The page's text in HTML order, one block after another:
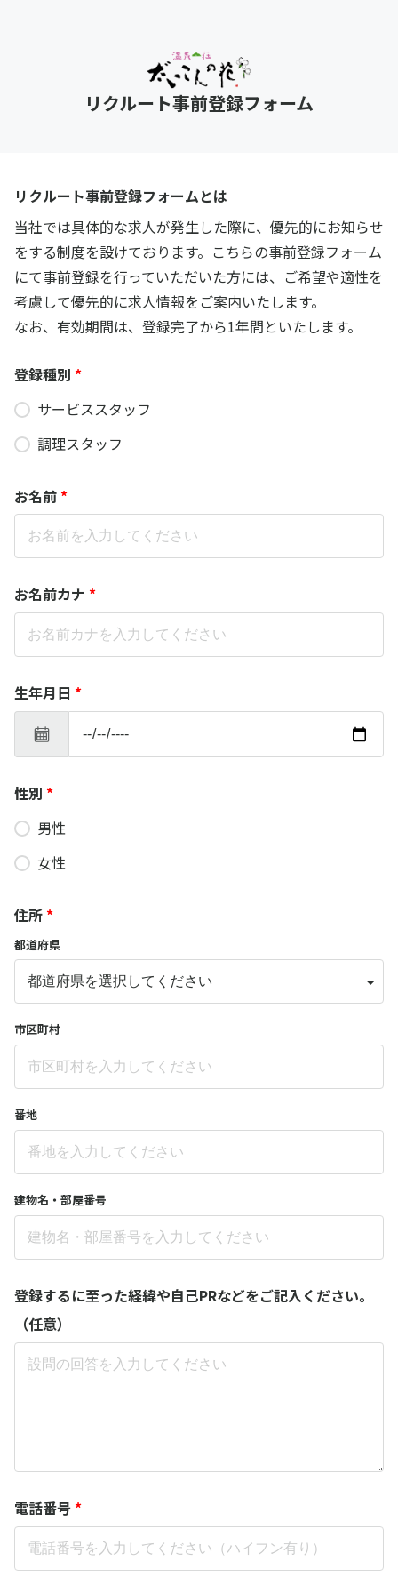
リクルート事前登録フォーム
リクルート事前登録フォームとは
当社では具体的な求人が発生した際に、優先的にお知らせ
をする制度を設けております。こちらの事前登録フォーム
にて事前登録を行っていただいた方には、ご希望や適性を
考慮して優先的に求人情報をご案内いたします。
なお、有効期間は、登録完了から1年間といたします。
登録種別 *
サービススタッフ
調理スタッフ
お名前 *
お名前カナ *
生年月日 *
性別 *
男性
女性
住所 *
都道府県
市区町村
番地
建物名・部屋番号
登録するに至った経緯や自己PRなどをご記入ください。
（任意）
電話番号 *